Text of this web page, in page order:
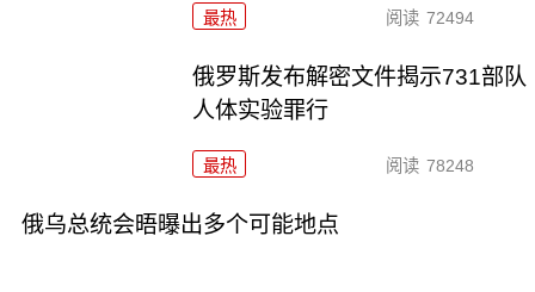
最热 阅读 72494
俄罗斯发布解密文件揭示731部队
人体实验罪行
最热 阅读 78248
俄乌总统会晤曝出多个可能地点